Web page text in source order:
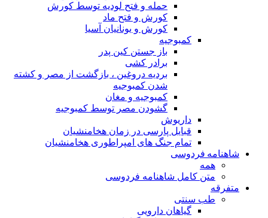
حمله و فتح لودیه توسط کورش
کورش و فتح ماد
کورش و یونانیان آسیا
کمبوجیه
باز جستن کین پدر
برادر کشی
بردیه دروغین ، بازگشت از مصر و کشته
شدن کمبوجیه
کمبوجیه و مغان
گشودن مصر توسط کمبوجیه
داریوش
قبایل پارسی در زمان هخامنشیان
تمام جنگ های امپراطوری هخامنشیان
شاهنامه فردوسی
همه
متن کامل شاهنامه فردوسی
متفرقه
طب سنتی
گیاهان دارویی